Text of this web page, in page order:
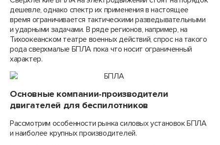
дешевле, однако спектр их применения в настоящее
время ограничивается тактическими разведывательными
и ударными задачами. В ряде регионов, например, на
Тихоокеанском театре военных действий, спрос на такого
рода сверхмалые БПЛА пока что носит ограниченный
характер.
Основные компании-производители
двигателей для беспилотников
Рассмотрим особенности рынка силовых установок БПЛА
и наиболее крупных производителей.